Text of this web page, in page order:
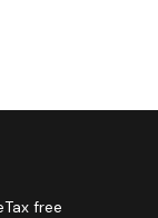
Tax free